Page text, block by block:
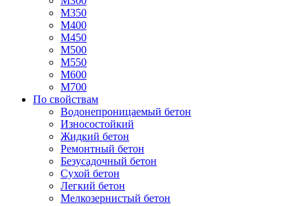
М350
М400
М450
М500
М550
М600
М700
По свойствам
Водонепроницаемый бетон
Износостойкий
Жидкий бетон
Ремонтный бетон
Безусадочный бетон
Сухой бетон
Легкий бетон
Мелкозернистый бетон